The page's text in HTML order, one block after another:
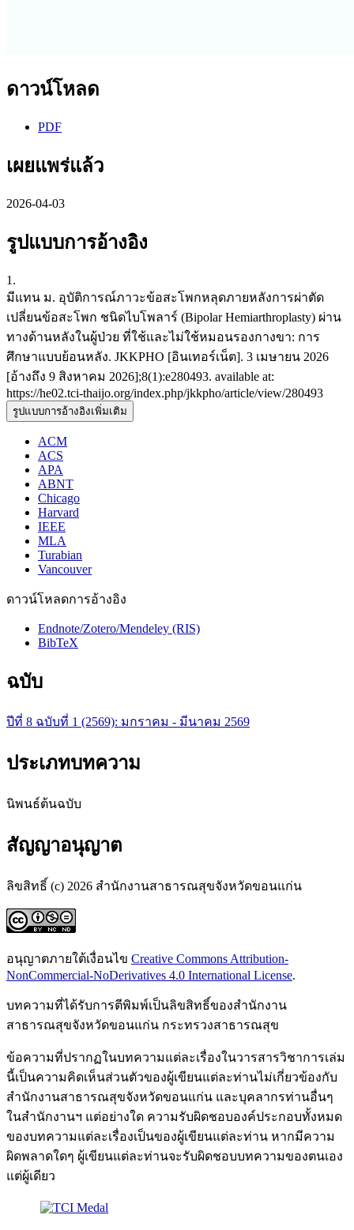
ดาวน์โหลด
PDF
เผยแพร่แล้ว
2026-04-03
รูปแบบการอ้างอิง
1.
มีแทน ม. อุบัติการณ์ภาวะข้อสะโพกหลุดภายหลังการผ่าตัด
เปลี่ยนข้อสะโพก ชนิดไบโพลาร์ (Bipolar Hemiarthroplasty) ผ่าน
ทางด้านหลังในผู้ป่วย ที่ใช้และไม่ใช้หมอนรองกางขา: การ
ศึกษาแบบย้อนหลัง. JKKPHO [อินเทอร์เน็ต]. 3 เมษายน 2026
[อ้างถึง 9 สิงหาคม 2026];8(1):e280493. available at:
https://he02.tci-thaijo.org/index.php/jkkpho/article/view/280493
รูปแบบการอ้างอิงเพิ่มเติม
ACM
ACS
APA
ABNT
Chicago
Harvard
IEEE
MLA
Turabian
Vancouver
ดาวน์โหลดการอ้างอิง
Endnote/Zotero/Mendeley (RIS)
BibTeX
ฉบับ
ปีที่ 8 ฉบับที่ 1 (2569): มกราคม - มีนาคม 2569
ประเภทบทความ
นิพนธ์ต้นฉบับ
สัญญาอนุญาต
ลิขสิทธิ์ (c) 2026 สำนักงานสาธารณสุขจังหวัดขอนแก่น
อนุญาตภายใต้เงื่อนไข Creative Commons Attribution-
NonCommercial-NoDerivatives 4.0 International License.
บทความที่ได้รับการตีพิมพ์เป็นลิขสิทธิ์ของสำนักงาน
สาธารณสุขจังหวัดขอนแก่น กระทรวงสาธารณสุข
ข้อความที่ปรากฏในบทความแต่ละเรื่องในวารสารวิชาการเล่ม
นี้เป็นความคิดเห็นส่วนตัวของผู้เขียนแต่ละท่านไม่เกี่ยวข้องกับ
สำนักงานสาธารณสุขจังหวัดขอนแก่น และบุคลากรท่านอื่นๆ
ในสำนักงานฯ แต่อย่างใด ความรับผิดชอบองค์ประกอบทั้งหมด
ของบทความแต่ละเรื่องเป็นของผู้เขียนแต่ละท่าน หากมีความ
ผิดพลาดใดๆ ผู้เขียนแต่ละท่านจะรับผิดชอบบทความของตนเอง
แต่ผู้เดียว